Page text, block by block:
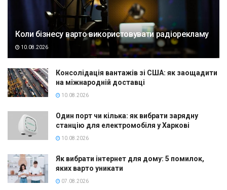
Коли бізнесу варто використовувати радіорекламу
10.08.2026
Консолідація вантажів зі США: як заощадити
на міжнародній доставці
10.08.2026
Один порт чи кілька: як вибрати зарядну
станцію для електромобіля у Харкові
10.08.2026
Як вибрати інтернет для дому: 5 помилок,
яких варто уникати
07.08.2026